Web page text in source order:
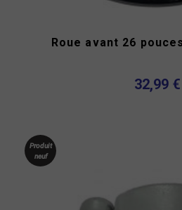
Roue avant 26
32,99 €
Produit
neuf